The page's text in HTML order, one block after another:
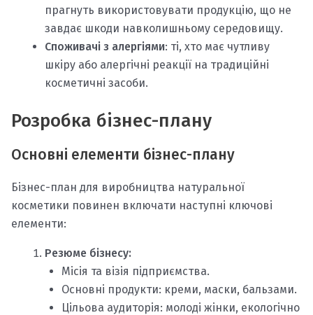
прагнуть використовувати продукцію, що не
завдає шкоди навколишньому середовищу.
Споживачі з алергіями: ті, хто має чутливу
шкіру або алергічні реакції на традиційні
косметичні засоби.
Розробка бізнес-плану
Основні елементи бізнес-плану
Бізнес-план для виробництва натуральної
косметики повинен включати наступні ключові
елементи:
Резюме бізнесу:
Місія та візія підприємства.
Основні продукти: креми, маски, бальзами.
Цільова аудиторія: молоді жінки, екологічно